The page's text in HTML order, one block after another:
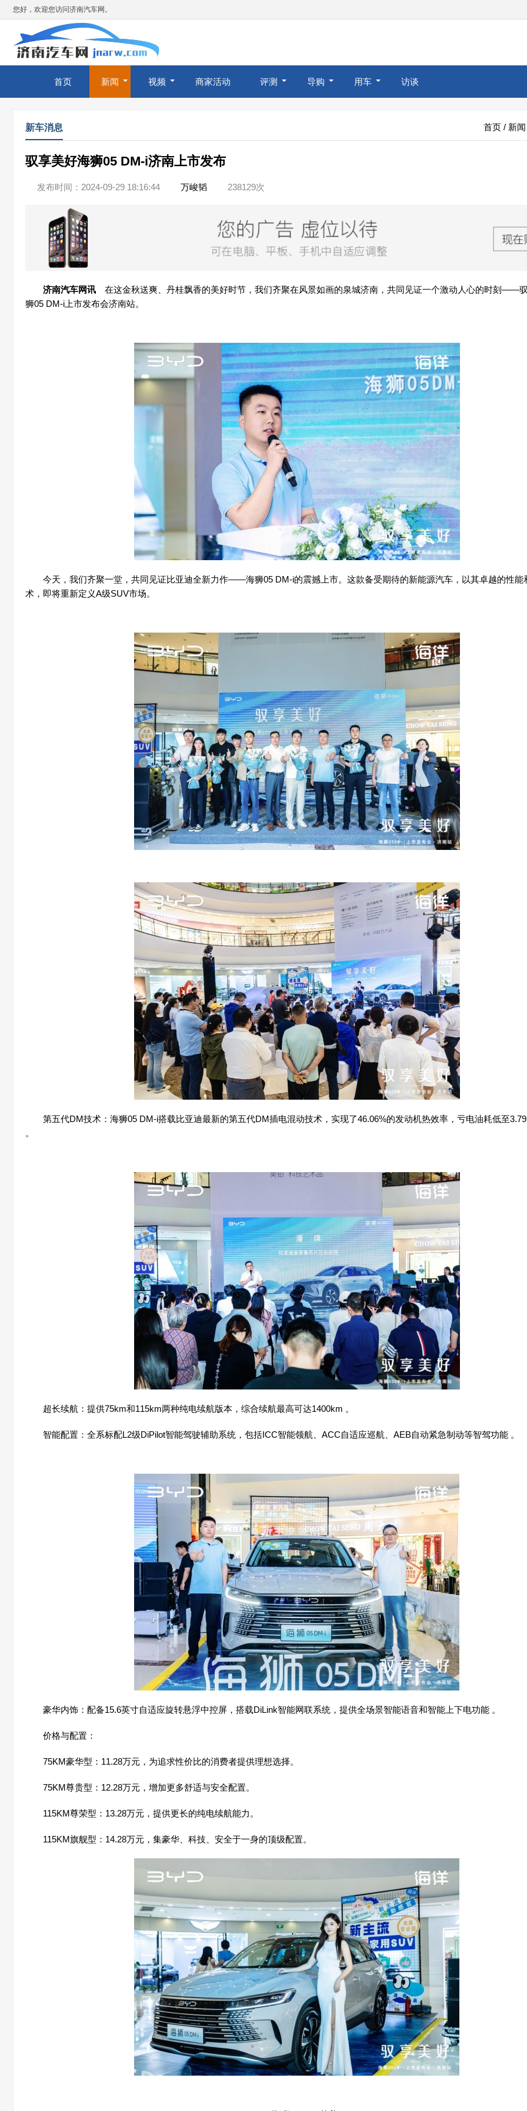
您好，欢迎您访问济南汽车网。
首页 新闻 视频 商家活动 评测 导购 用车 访谈
首页 / 新闻
新车消息
驭享美好海狮05 DM-i济南上市发布
发布时间：2024-09-29 18:16:44 万峻韬 238129次
济南汽车网讯 在这金秋送爽、丹桂飘香的美好时节，我们齐聚在风景如画的泉城济南，共同见证一个激动人心的时刻——
狮05 DM-i上市发布会济南站。
今天，我们齐聚一堂，共同见证比亚迪全新力作——海狮05 DM-i的震撼上市。这款备受期待的新能源汽车 ，以其卓越的性
术，即将重新定义A级SUV市场。
第五代DM技术：海狮05 DM-i搭载比亚迪最新的第五代DM插电混动技术，实现了46.06%的发动机热效率，亏电油耗低至
。
超长续航：提供75km和115km两种纯电续航版本，综合续航最高可达1400km 。
智能配置：全系标配L2级DiPilot智能驾驶辅助系统，包括ICC智能领航、ACC自适应巡航、AEB自动紧急制动等智驾功能 。
豪华内饰：配备15.6英寸自适应旋转悬浮中控屏，搭载DiLink智能网联系统，提供全场景智能语音和智能上下电功能 。
价格与配置：
75KM豪华型：11.28万元，为追求性价比的消费者提供理想选择。
75KM尊贵型：12.28万元，增加更多舒适与安全配置。
115KM尊荣型：13.28万元，提供更长的纯电续航能力。
115KM旗舰型：14.28万元，集豪华、科技、安全于一身的顶级配置。